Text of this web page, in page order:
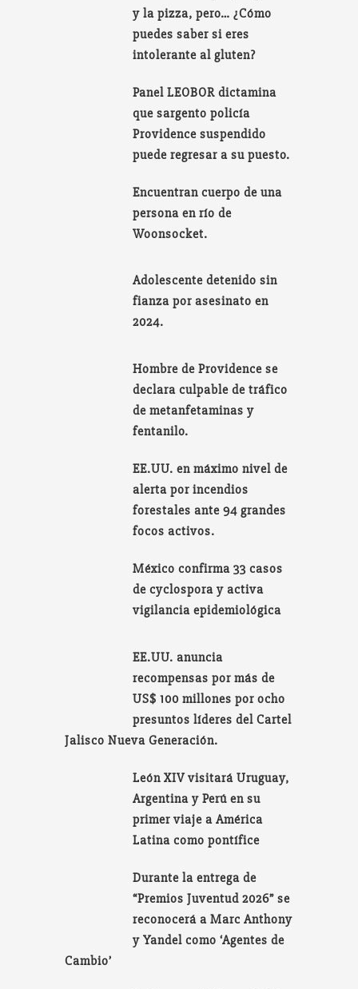
y la pizza, pero… ¿Cómo
puedes saber si eres
intolerante al gluten?
Panel LEOBOR dictamina
que sargento policía
Providence suspendido
puede regresar a su puesto.
Encuentran cuerpo de una
persona en río de
Woonsocket.
Adolescente detenido sin
fianza por asesinato en
2024.
Hombre de Providence se
declara culpable de tráfico
de metanfetaminas y
fentanilo.
EE.UU. en máximo nivel de
alerta por incendios
forestales ante 94 grandes
focos activos.
México confirma 33 casos
de cyclospora y activa
vigilancia epidemiológica
EE.UU. anuncia
recompensas por más de
US$ 100 millones por ocho
presuntos líderes del Cartel
Jalisco Nueva Generación.
León XIV visitará Uruguay,
Argentina y Perú en su
primer viaje a América
Latina como pontífice
Durante la entrega de
“Premios Juventud 2026” se
reconocerá a Marc Anthony
y Yandel como ‘Agentes de
Cambio’